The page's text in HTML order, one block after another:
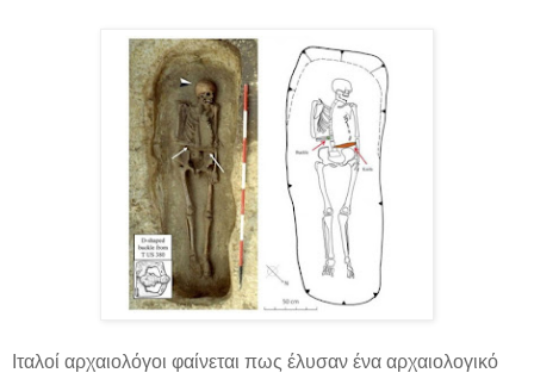
Ιταλοί αρχαιολόγοι φαίνεται πως έλυσαν ένα αρχαιολογικό